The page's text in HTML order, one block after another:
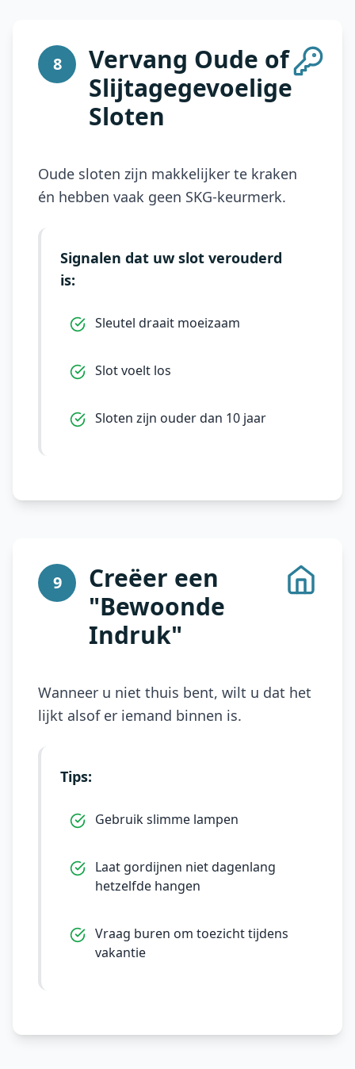
8
Vervang Oude of
Slijtagegevoelige
Sloten
Oude sloten zijn makkelijker te kraken
én hebben vaak geen SKG-keurmerk.
Signalen dat uw slot verouderd
is:
Sleutel draait moeizaam
Slot voelt los
Sloten zijn ouder dan 10 jaar
9
Creëer een
"Bewoonde
Indruk"
Wanneer u niet thuis bent, wilt u dat het
lijkt alsof er iemand binnen is.
Tips:
Gebruik slimme lampen
Laat gordijnen niet dagenlang
hetzelfde hangen
Vraag buren om toezicht tijdens
vakantie